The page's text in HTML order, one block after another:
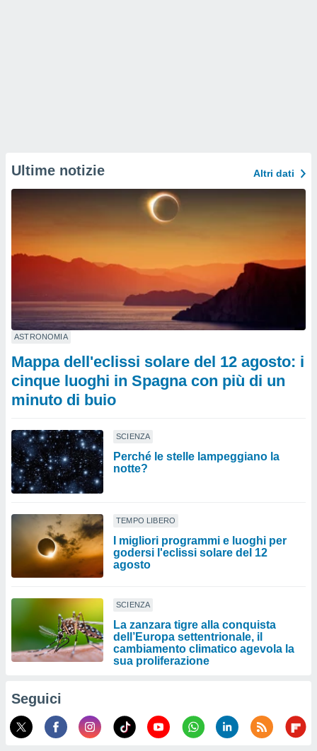
Ultime notizie Altri dati
ASTRONOMIA
Mappa dell'eclissi solare del 12 agosto: i
cinque luoghi in Spagna con più di un
minuto di buio
SCIENZA
Perché le stelle lampeggiano la
notte?
TEMPO LIBERO
I migliori programmi e luoghi per
godersi l'eclissi solare del 12
agosto
SCIENZA
La zanzara tigre alla conquista
dell’Europa settentrionale, il
cambiamento climatico agevola la
sua proliferazione
Seguici